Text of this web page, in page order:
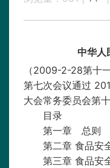
中华人
（2009-2-28第十
第七次会议通过
大会常务委员会第
目录
第一章 总则
第二章 食品安
第三章 食品安